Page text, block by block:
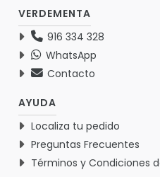
VERDEMENTA
916 334 328
WhatsApp
Contacto
AYUDA
Localiza tu pedido
Preguntas Frecuentes
Términos y Condiciones